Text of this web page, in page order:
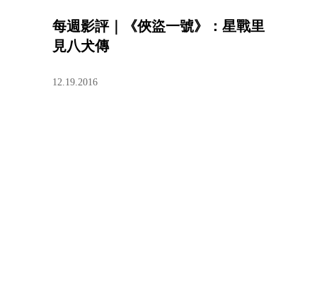
每週影評｜《俠盜一號》：星戰里
見八犬傳
12.19.2016